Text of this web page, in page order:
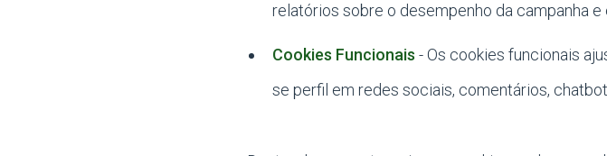
relatórios sobre o desempenho da campanha
Cookies Funcionais - Os cookies funcionais
se perfil em redes sociais, comentários,